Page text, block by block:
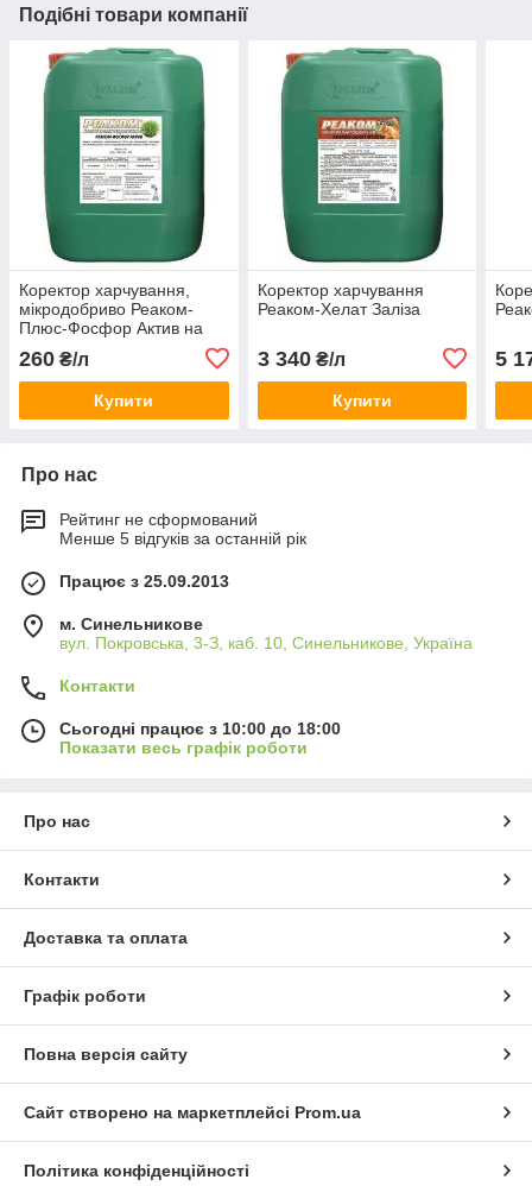
Подібні товари компанії
Коректор харчування,
мікродобриво Реаком-
Плюс-Фосфор Актив на
соняшник, ріпак
260 ₴/л
Купити
Коректор харчування
Реаком-Хелат Заліза
3 340₴/л
Купити
5
Про нас
Рейтинг не сформований
Менше 5 відгуків за останній рік
Працює з 25.09.2013
м. Синельникове
вул. Покровська, 3-З, каб. 10, Синельникове, Україна
Контакти
Сьогодні працює з 10:00 до 18:00
Показати весь графік роботи
Про нас
Контакти
Доставка та оплата
Графік роботи
Повна версія сайту
Сайт створено на маркетплейсі Prom.ua
Політика конфіденційності